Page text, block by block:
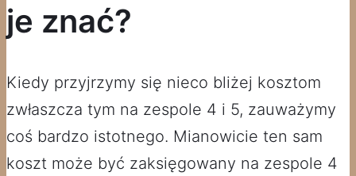
je znać?
Kiedy przyjrzymy się nieco bliżej kosztom
zwłaszcza tym na zespole 4 i 5, zauważymy
coś bardzo istotnego. Mianowicie ten sam
koszt może być zaksięgowany na zespole 4